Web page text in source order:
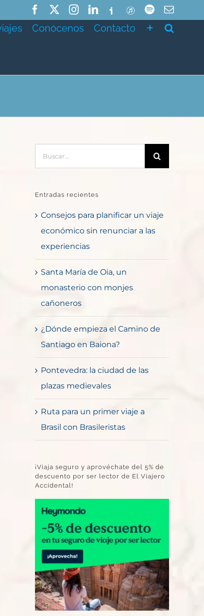
FacebookInstagramLinkedIn
IvooxITunesSpotifyCorreo
Conócenos Contacto
Entradas recientes
Consejos para planificar un viaje
económico sin renunciar a las
experiencias
Santa María de Oia, un
monasterio con monjes
cañoneros
¿Dónde empieza el Camino de
Santiago en Baiona?
Pontevedra: la ciudad de las
plazas medievales
Ruta para un primer viaje a
Brasil con Brasileristas
¡Viaja seguro y aprovéchate del 5% de
descuento por ser lector de El Viajero
Accidental!